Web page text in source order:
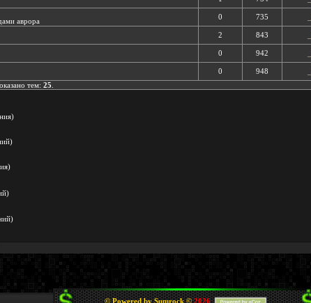
аврора
0 735
2 843
0 942
0 948
тем: 25
© Powered by Sumrock © 2026